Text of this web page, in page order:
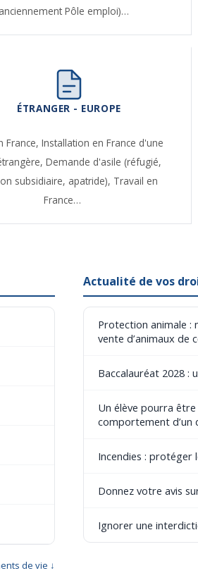
Pôle emploi)…
ÉTRANGER - EUROPE
France,Installation en France d'une
Demande d'asile (réfugié,
subsidiaire, apatride), Travail en
France…
de vie ↓
Actualité de vos
Protection animale :
vente d’animaux de
Baccalauréat 2028 :
Un élève pourra
comportement d’un
Incendies : protéger
Donnez votre avis
Ignorer une